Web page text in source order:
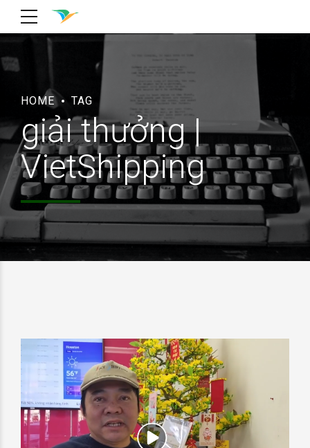
HOME TAG
giải thưởng |
VietShipping